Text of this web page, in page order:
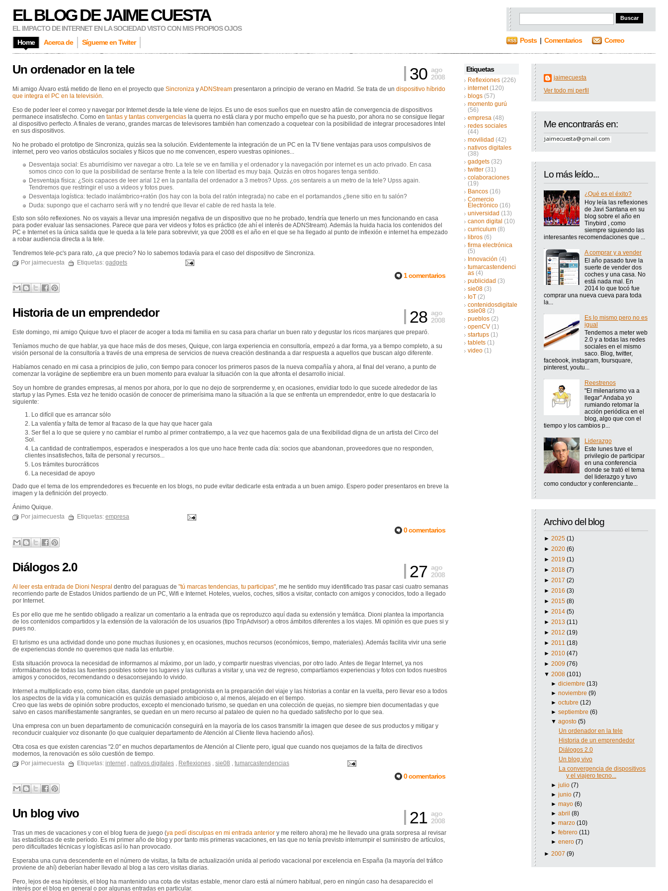
EL BLOG DE JAIME CUESTA
EL IMPACTO DE INTERNET EN LA SOCIEDAD VISTO CON MIS PROPIOS OJOS
Home
Acerca de Sígueme en Twiter Posts| Comentarios Correo
Etiquetas
Reflexiones (226)
internet (120)
blogs (57)
momento gurú
(56)
empresa (48)
redes sociales
(44)
movilidad (42)
nativos digitales
(38)
gadgets (32)
twitter (31)
colaboraciones
(19)
Bancos (16)
Comercio
Electrónico (16)
universidad (13)
canon digital (10)
curriculum (8)
libros (6)
firma electrónica
(5)
Innovación (4)
tumarcastendenci
as (4)
publicidad (3)
sie08 (3)
IoT (2)
contenidosdigitale
ssie08 (2)
pueblos (2)
openCV (1)
startups (1)
tablets (1)
video (1)
jaimecuesta
Ver todo mi perfil
Me encontrarás en:
Lo más leído...
¿Qué es el éxito?
Hoy leía las reflexiones
de Javi Santana en su
blog sobre el año en
Tinybird , como
siempre siguiendo las
interesantes recomendaciones que ...
A comprar y a vender
El año pasado tuve la
suerte de vender dos
coches y una casa. No
está nada mal. En
2014 lo que tocó fue
comprar una nueva cueva para toda
la...
Es lo mismo pero no es
igual
Tendemos a meter web
2.0 y a todas las redes
sociales en el mismo
saco. Blog, twitter,
facebook, instagram, foursquare,
pinterest, youtu...
Reestrenos
"El milenarismo va a
llegar" Andaba yo
rumiando retomar la
acción periódica en el
blog, algo que con el
tiempo y los cambios p...
Liderazgo
Este lunes tuve el
privilegio de participar
en una conferencia
donde se trató el tema
del liderazgo y tuvo
como conductor y conferenciante...
Archivo del blog
► 2025 (1)
► 2020 (6)
► 2019 (1)
► 2018 (7)
► 2017 (2)
► 2016 (3)
► 2015 (8)
► 2014 (5)
► 2013 (11)
► 2012 (19)
► 2011 (18)
► 2010 (47)
► 2009 (76)
▼ 2008 (101)
►diciembre(13)
►noviembre(9)
►octubre(12)
►septiembre(6)
▼agosto(5)
Un ordenador en la tele
Historia de un emprendedor
Diálogos 2.0
Un blog vivo
La convergencia de dispositivos
y el viajero tecno...
►julio(7)
►junio(7)
►mayo(6)
►abril(8)
►marzo(10)
►febrero(11)
►enero(7)
► 2007 (9)
Un ordenador en la tele 30 ago
2008
Mi amigo Álvaro está metido de lleno en el proyecto que Sincroniza yADNStream presentaron a principio de verano en Madrid. Se trata de un dispositivo híbrido
que integra el PC en la televisión.
Eso de poder leer el correo y navegar por Internet desde la tele viene de lejos. Es uno de esos sueños que en nuestro afán de convergencia de dispositivos
permanece insatisfecho. Como en tantas y tantas convergencias la querra no está clara y por mucho empeño que se ha puesto, por ahora no se consigue llegar
al dispositivo perfecto. A finales de verano, grandes marcas de televisores también han comenzado a coquetear con la posibilidad de integrar procesadores Intel
en sus dispositivos.
No he probado el prototipo de Sincroniza, quizás sea la solución. Evidentemente la integración de un PC en la TV tiene ventajas para usos compulsivos de
internet, pero veo varios obstáculos sociales y fśicos que no me convencen, espero vuestras opiniones...
Desventaja social: Es aburridísimo ver navegar a otro. La tele se ve en familia y el ordenador y la navegación por internet es un acto privado. En casa
somos cinco con lo que la posibilidad de sentarse frente a la tele con libertad es muy baja. Quizás en otros hogares tenga sentido.
Desventaja física: ¿Sois capaces de leer arial 12 en la pantalla del ordenador a 3 metros? Upss. ¿os sentareis a un metro de la tele? Upss again.
Tendremos que restringir el uso a videos y fotos pues.
Desventaja logística: teclado inalámbrico+ratón (los hay con la bola del ratón integrada) no cabe en el portamandos ¿tiene sitio en tu salón?
Duda: supongo que el cacharro será wifi y no tendré que llevar el cable de red hasta la tele.
Esto son sólo reflexiones. No os vayais a llevar una impresión negativa de un dispositivo que no he probado, tendría que tenerlo un mes funcionando en casa
para poder evaluar las sensaciones. Parece que para ver videos y fotos es práctico (de ahí el interés de ADNStream). Además la huida hacia los contenidos del
PC e Internet es la única salida que le queda a la tele para sobrevivir, ya que 2008 es el año en el que se ha llegado al punto de inflexión e internet ha empezado
a robar audiencia directa a la tele.
Tendremos tele-pc's para rato, ¿a que precio? No lo sabemos todavía para el caso del dispositivo de Sincroniza.
Por jaimecuesta
Etiquetas: gadgets
1 comentarios
Historia de un emprendedor 28 ago
2008
Este domingo, mi amigo Quique tuvo el placer de acoger a toda mi familia en su casa para charlar un buen rato y degustar los ricos manjares que preparó.
Teníamos mucho de que hablar, ya que hace más de dos meses, Quique, con larga experiencia en consultoría, empezó a dar forma, ya a tiempo completo, a su
visión personal de la consultoría a través de una empresa de servicios de nueva creación destinanda a dar respuesta a aquellos que buscan algo diferente.
Habíamos cenado en mi casa a principios de julio, con tiempo para conocer los primeros pasos de la nueva compañía y ahora, al final del verano, a punto de
comenzar la vorágine de septiembre era un buen momento para evaluar la situación con la que afronta el desarrollo inicial.
Soy un hombre de grandes empresas, al menos por ahora, por lo que no dejo de sorprenderme y, en ocasiones, envidiar todo lo que sucede alrededor de las
startup y las Pymes. Esta vez he tenido ocasión de conocer de primerísima mano la situación a la que se enfrenta un emprendedor, entre lo que destacaría lo
siguiente:
Lo difícil que es arrancar sólo
La valentía y falta de temor al fracaso de la que hay que hacer gala
Ser fiel a lo que se quiere y no cambiar el rumbo al primer contratiempo, a la vez que hacemos gala de una flexibilidad digna de un artista del Circo del
Sol.
La cantidad de contratiempos, esperados e inesperados a los que uno hace frente cada día: socios que abandonan, proveedores que no responden,
clientes insatisfechos, falta de personal y recursos...
Los trámites burocráticos
La necesidad de apoyo
Dado que el tema de los emprendedores es frecuente en los blogs, no pude evitar dedicarle esta entrada a un buen amigo. Espero poder presentaros en breve la
imagen y la definición del proyecto.
Ánimo Quique.
Por jaimecuesta
Etiquetas: empresa
0 comentarios
Diálogos 2.0 27 ago
2008
Al leer esta entrada de Dioni Nespral dentro del paraguas de "tú marcas tendencias, tu participas" , me he sentido muy identificado tras pasar casi cuatro semanas
recorriendo parte de Estados Unidos partiendo de un PC, Wifi e Internet. Hoteles, vuelos, coches, sitios a visitar, contacto con amigos y conocidos, todo a llegado
por Internet.
Es por ello que me he sentido obligado a realizar un comentario a la entrada que os reproduzco aquí dada su extensión y temática. Dioni plantea la importancia
de los contenidos compartidos y la extensión de la valoración de los usuarios (tipo TripAdvisor) a otros ámbitos diferentes a los viajes. Mi opinión es que pues si y
pues no.
El turismo es una actividad donde uno pone muchas ilusiones y, en ocasiones, muchos recursos (económicos, tiempo, materiales). Además facilita vivir una serie
de experiencias donde no queremos que nada las enturbie.
Esta situación provoca la necesidad de informarnos al máximo, por un lado, y compartir nuestras vivencias, por otro lado. Antes de llegar Internet, ya nos
informábamos de todas las fuentes posibles sobre los lugares y las culturas a visitar y, una vez de regreso, compartíamos experiencias y fotos con todos nuestros
amigos y conocidos, recomendando o desaconsejando lo vivido.
Internet a multiplicado eso, como bien citas, dandole un papel protagonista en la preparación del viaje y las historias a contar en la vuelta, pero llevar eso a todos
los aspectos de la vida y la comunicación es quizás demasiado ambicioso o, al menos, alejado en el tiempo.
Creo que las webs de opinión sobre productos, excepto el mencionado turismo, se quedan en una colección de quejas, no siempre bien documentadas y que
salvo en casos manifiestamente sangrantes, se quedan en un mero recurso al pataleo de quien no ha quedado satisfecho por lo que sea.
Una empresa con un buen departamento de comunicación conseguirá en la mayoría de los casos transmitir la imagen que desee de sus productos y mitigar y
reconducir cualquier voz disonante (lo que cualquier departamento de Atención al Cliente lleva haciendo años).
Otra cosa es que existen carencias "2.0" en muchos departamentos de Atención al Cliente pero, igual que cuando nos quejamos de la falta de directivos
modernos, la renovación es sólo cuestión de tiempo.
Por jaimecuesta
Etiquetas: internet nativos digitales Reflexiones sie08 tumarcastendencias
0 comentarios
Un blog vivo 21 ago
2008
Tras un mes de vacaciones y con el blog fuera de juego (ya pedí disculpas en mi entrada anterior y me reitero ahora) me he llevado una grata sorpresa al revisar
las estadísticas de este período. Es mi primer año de blog y por tanto mis primeras vacaciones, en las que no tenía previsto interrumpir el suministro de artículos,
pero dificultades técnicas y logísticas así lo han provocado.
Esperaba una curva descendente en el número de visitas, la falta de actualización unida al periodo vacacional por excelencia en España (la mayoría del tráfico
proviene de ahí) deberían haber llevado al blog a las cero visitas diarias.
Pero, lejos de esa hipótesis, el blog ha mantenido una cota de visitas estable, menor claro está al número habitual, pero en ningún caso ha desaparecido el
interés por el blog en general o por algunas entradas en particular.